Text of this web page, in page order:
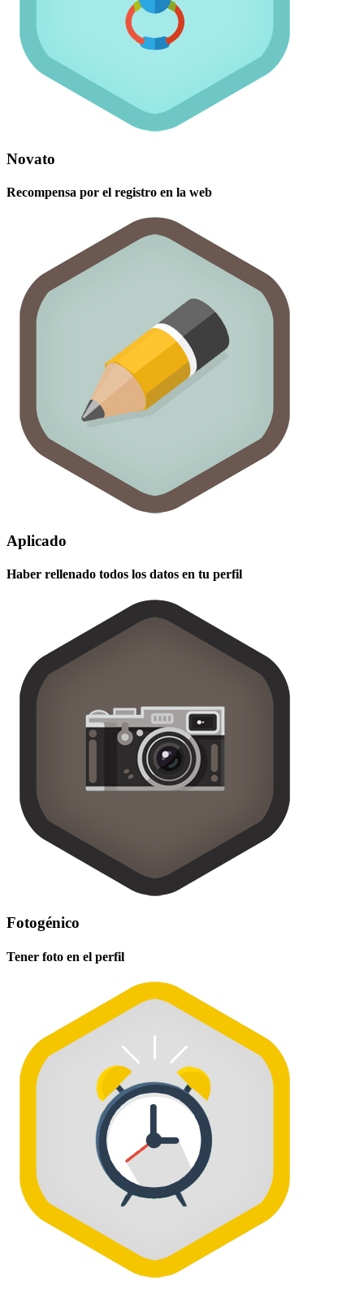
Novato
Recompensa por el registro en la web
Aplicado
Haber rellenado todos los datos en tu perfil
Fotogénico
Tener foto en el perfil